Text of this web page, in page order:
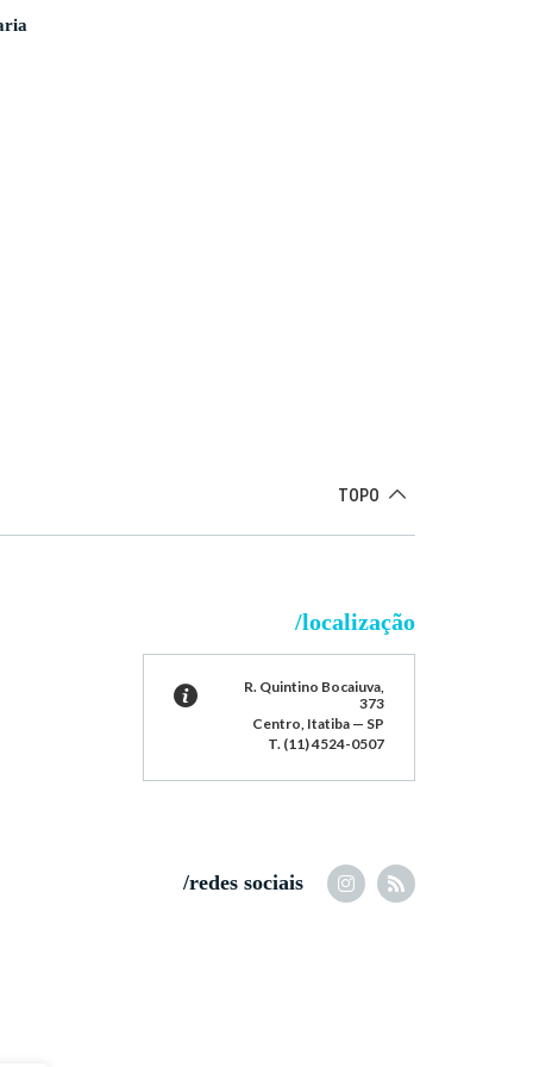
TOPO
/localização
R. Quintino Bocaiuva,
373
Centro, Itatiba — SP
T. (11) 4524-0507
/redes sociais